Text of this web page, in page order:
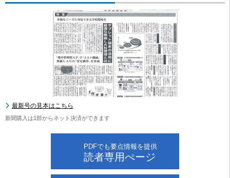
最新号の見本はこちら
新聞購入は1部からネット決済ができます
PDFでも要点情報を提供
読者専用ぺージ